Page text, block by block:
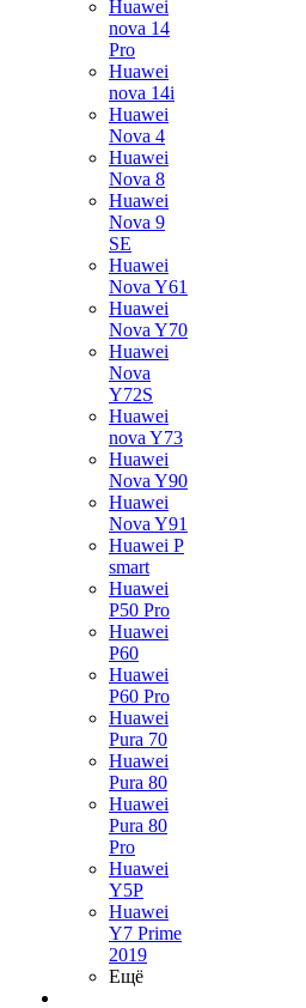
Huawei
nova 14
Pro
Huawei
nova 14i
Huawei
Nova 4
Huawei
Nova 8
Huawei
Nova 9
SE
Huawei
Nova Y61
Huawei
Nova Y70
Huawei
Nova
Y72S
Huawei
nova Y73
Huawei
Nova Y90
Huawei
Nova Y91
Huawei P
smart
Huawei
P50 Pro
Huawei
P60
Huawei
P60 Pro
Huawei
Pura 70
Huawei
Pura 80
Huawei
Pura 80
Pro
Huawei
Y5P
Huawei
Y7 Prime
2019
Ещё